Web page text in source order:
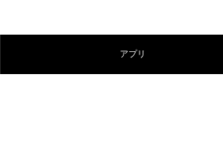
アプリ